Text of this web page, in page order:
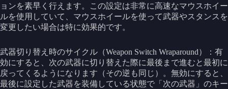
ョンを素早く行えます。この設定は非常に高速なマウスホイー
ルを使用していて、マウスホイールを使って武器やスタンスを
変更したい場合は特に効果的です。
武器切り替え時のサイクル（Weapon Switch Wraparound）：有
効にすると、次の武器に切り替えた際に最後まで進むと最初に
戻ってくるようになります（その逆も同じ）。無効にすると、
最後に設定した武器を装備している状態で「次の武器」のキー